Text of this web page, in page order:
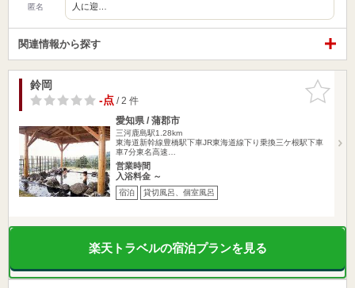
匿名
人に迎…
関連情報から探す
お気に入
りに追加
鈴岡
-点/ 2 件
愛知県 / 蒲郡市
三河鹿島駅1.28km
東海道新幹線豊橋駅下車JR東海道線下り乗換三ケ根駅下車
車7分東名高速…
営業時間
入浴料金 ～
宿泊 貸切風呂、個室風呂
楽天トラベルの宿泊プランを見る